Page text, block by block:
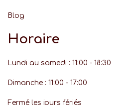
Blog
Horaire
Lundi au samedi : 11:00 - 18:30
Dimanche : 11:00 - 17:00
Fermé les jours fériés